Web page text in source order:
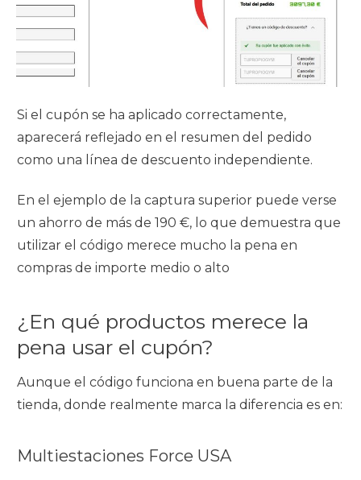
Si el cupón se ha aplicado correctamente,
aparecerá reflejado en el resumen del pedido
como una línea de descuento independiente.
En el ejemplo de la captura superior puede verse
un ahorro de más de 190 €, lo que demuestra que
utilizar el código merece mucho la pena en
compras de importe medio o alto
¿En qué productos merece la
pena usar el cupón?
Aunque el código funciona en buena parte de la
tienda, donde realmente marca la diferencia es en:
Multiestaciones Force USA